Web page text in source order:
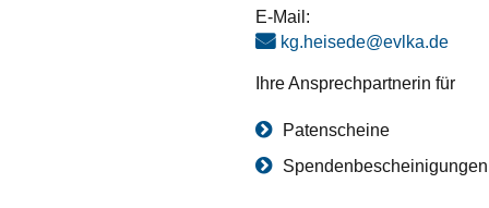
E-Mail:
kg.heisede@evlka.de
Ihre Ansprechpartnerin für
Patenscheine
Spendenbescheinigungen